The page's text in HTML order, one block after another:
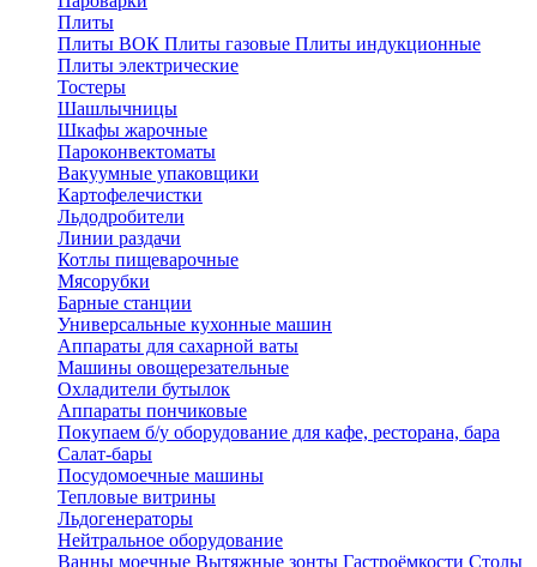
Плиты
Плиты ВОК Плиты газовые Плиты индукционные
Плиты электричеcкие
Тостеры
Шашлычницы
Шкафы жарочные
Пароконвектоматы
Вакуумные упаковщики
Картофелечистки
Льдодробители
Линии раздачи
Котлы пищеварочные
Мясорубки
Барные станции
Универсальные кухонные машин
Аппараты для сахарной ваты
Машины овощерезательные
Охладители бутылок
Аппараты пончиковые
Покупаем б/у оборудование для кафе, ресторана, бара
Салат-бары
Посудомоечные машины
Тепловые витрины
Льдогенераторы
Нейтральное оборудование
Ванны моечные Вытяжные зонты Гастроёмкости Столы